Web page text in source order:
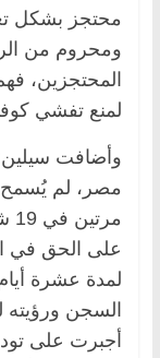
محتجز بشكل
ومحروم من
المحتجزين،
لمنع تفشي
وأضافت سيلين:
مصر، لم يُسمح
لمدة عشرة
أجبرت على